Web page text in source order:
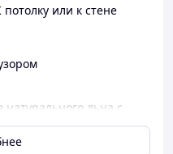
потолку или к стене
льна с
не только
от солнца, но и